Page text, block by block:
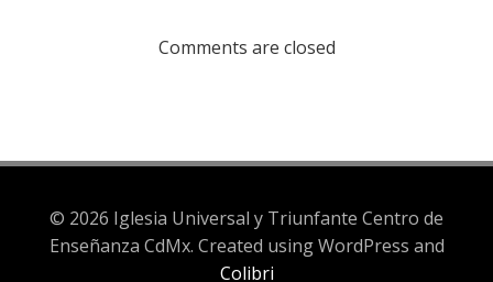
Comments are closed
© 2026 Iglesia Universal y Triunfante Centro de
Enseñanza CdMx. Created using WordPress and
Colibri